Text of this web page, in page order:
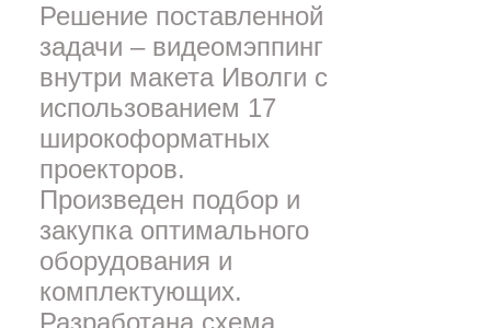
Решение поставленной
задачи – видеомэппинг
внутри макета Иволги с
использованием 17
широкоформатных
проекторов.
Произведен подбор и
закупка оптимального
оборудования и
комплектующих.